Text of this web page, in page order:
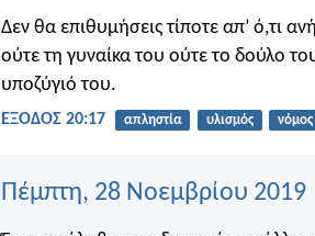
Δεν θα επιθυμήσεις τίποτε απ’ ό,τι
ούτε τη γυναίκα του ούτε το δούλο
υποζύγιό του.
ΕΞΟΔΟΣ 20:17 απληστία υλισμός νόμος
Πέμπτη, 28 Νοεμβρίου 2019